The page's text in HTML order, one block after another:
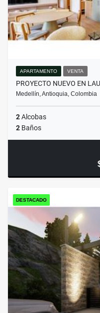
APARTAMENTO VENTA
PROYECTO NUEVO EN
Medellín, Antioquia, Colombia
2Alcobas
2 Baños
DESTACADO